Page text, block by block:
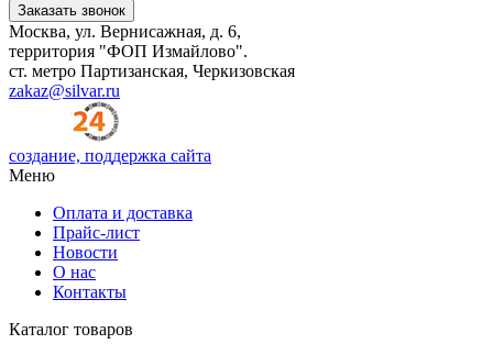
Заказать звонок
Москва, ул. Вернисажная, д. 6,
территория "ФОП Измайлово".
ст. метро Партизанская, Черкизовская
zakaz@silvar.ru
создание, поддержка сайта
Меню
Оплата и доставка
Прайс-лист
Новости
О нас
Контакты
Каталог товаров